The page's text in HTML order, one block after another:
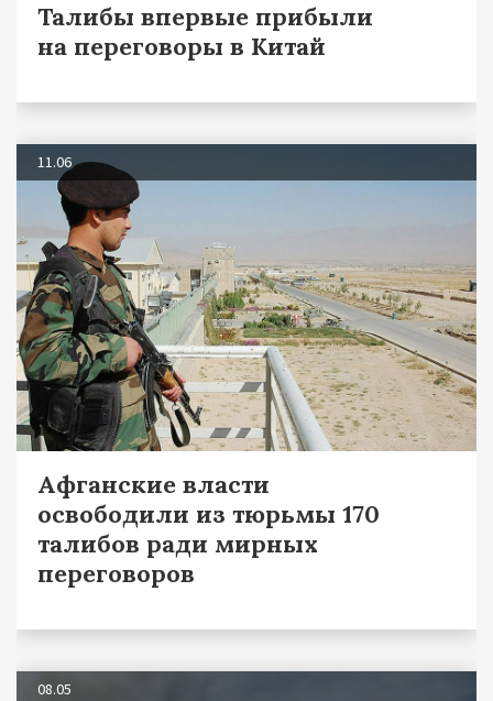
Талибы впервые прибыли
на переговоры в Китай
11.06
Афганские власти
освободили из тюрьмы 170
талибов ради мирных
переговоров
08.05